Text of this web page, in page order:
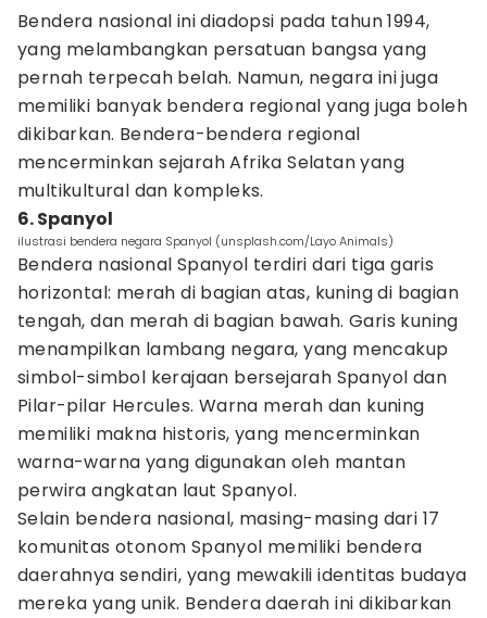
Bendera nasional ini diadopsi pada tahun 1994,
yang melambangkan persatuan bangsa yang
pernah terpecah belah. Namun, negara ini juga
memiliki banyak bendera regional yang juga boleh
dikibarkan. Bendera-bendera regional
mencerminkan sejarah Afrika Selatan yang
multikultural dan kompleks.
6. Spanyol
ilustrasi bendera negara Spanyol (unsplash.com/Layo Animals)
Bendera nasional Spanyol terdiri dari tiga garis
horizontal: merah di bagian atas, kuning di bagian
tengah, dan merah di bagian bawah. Garis kuning
menampilkan lambang negara, yang mencakup
simbol-simbol kerajaan bersejarah Spanyol dan
Pilar-pilar Hercules. Warna merah dan kuning
memiliki makna historis, yang mencerminkan
warna-warna yang digunakan oleh mantan
perwira angkatan laut Spanyol.
Selain bendera nasional, masing-masing dari 17
komunitas otonom Spanyol memiliki bendera
daerahnya sendiri, yang mewakili identitas budaya
mereka yang unik. Bendera daerah ini dikibarkan